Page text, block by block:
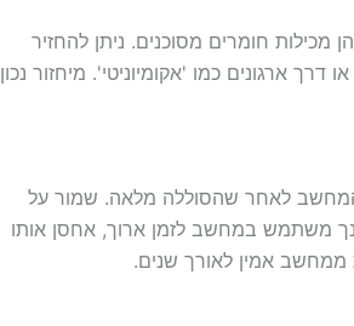
מכילות חומרים מסוכנים. ניתן להחזיר
ארגונים כמו 'אקומיוניטי'. מיחזור נכון
לאחר שהסוללה מלאה. שמור על
משתמש במחשב לזמן ארוך, אחסן אותו